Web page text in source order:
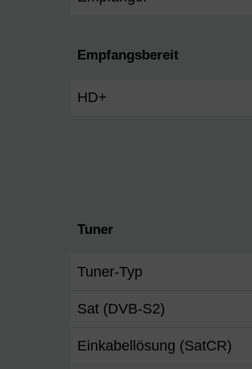
Empfangsbereit
HD+
Tuner
Tuner-Typ
Sat (DVB-S2)
Einkabellösung (SatCR)